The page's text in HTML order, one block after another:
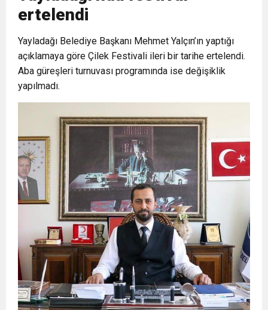
ve Onur Nişanesidir
6:19
CUMHURİYET BAYRAMI MESAJI
17:36 KURUMLAR VERGİSİ ERTELENDİ
DUYURUSU
21:40 CEYLANDERE’DE BAŞKAN EMRAH
KARAÇAY’A SEVGİ SELİ
18:22 BAŞKAN SAMİ ÜSTÜN’DEN
GÖNÜLLERE DOKUNAN ZİYARET
ertelendi
Yayladağı Belediye Başkanı Mehmet Yalçın’ın yaptığı
açıklamaya göre Çilek Festivali ileri bir tarihe ertelendi.
Aba güreşleri turnuvası programında ise değişiklik
yapılmadı.